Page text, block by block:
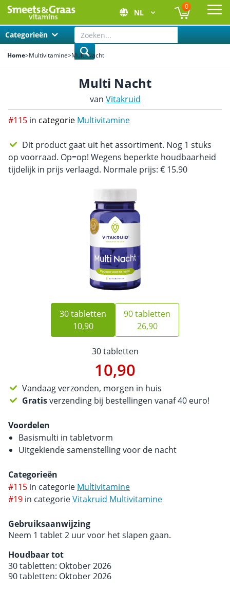
NL
0
Categorieën
Home>Multivitamine>Multi Nacht
Multi Nacht
van Vitakruid
#115 in categorie Multivitamine
Dit product gaat uit het assortiment. Nog 1 stuks
op voorraad. Op=op! Wegens beperkte houdbaarheid
tijdelijk in prijs verlaagd. Normale prijs: € 15.90
30 tabletten
10,90
90 tabletten
26,90
30 tabletten
10,90
Vandaag verzonden, morgen in huis
Gratisverzending bij bestellingen vanaf 40 euro!
Voordelen
Basismulti in tabletvorm
Uitgekiende samenstelling voor de nacht
Categorieën
#115 in categorie Multivitamine
#19 in categorieVitakruid Multivitamine
Gebruiksaanwijzing
Neem 1 tablet 2 uur voor het slapen gaan.
Houdbaar tot
30 tabletten: Oktober 2026
90 tabletten: Oktober 2026